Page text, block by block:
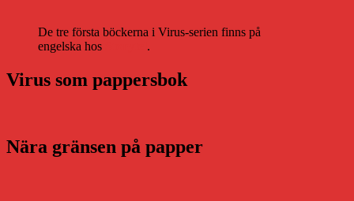
De tre första böckerna i Virus-serien finns på
engelska hos
.
Virus som pappersbok
Nära gränsen på papper